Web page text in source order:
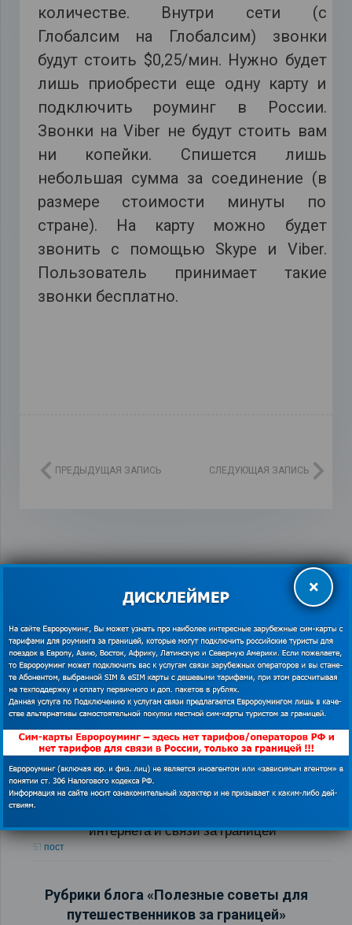
количестве. Внутри сети (с
Глобалсим на Глобалсим) звонки
будут стоить $0,25/мин. Нужно будет
лишь приобрести еще одну карту и
подключить роуминг в России.
Звонки на Viber не будут стоить вам
ни копейки. Спишется лишь
небольшая сумма за соединение (в
размере стоимости минуты по
стране). На карту можно будет
звонить с помощью Skype и Viber.
Пользователь принимает такие
звонки бесплатно.
ПРЕДЫДУЩАЯ ЗАПИСЬ СЛЕДУЮЩАЯ ЗАПИСЬ
Как экономить в роуминге за границей
Как купить сим карту за границей
126 постов
Как экономить в роуминге за границей
76 постов
Бесплатный WI-FI за границей
54 поста
интернета и связи за границей
51 пост
Рубрики блога «Полезные советы для
путешественников за границей»
×